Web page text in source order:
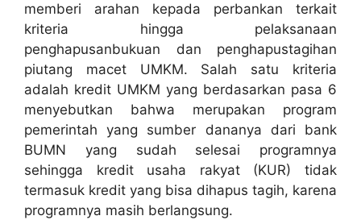
memberi arahan kepada perbankan terkait
kriteria hingga pelaksanaan
penghapusanbukuan dan penghapustagihan
piutang macet UMKM. Salah satu kriteria
adalah kredit UMKM yang berdasarkan pasa 6
menyebutkan bahwa merupakan program
pemerintah yang sumber dananya dari bank
BUMN yang sudah selesai programnya
sehingga kredit usaha rakyat (KUR) tidak
termasuk kredit yang bisa dihapus tagih, karena
programnya masih berlangsung.